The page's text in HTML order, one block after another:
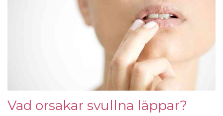
Vad orsakar svullna läppar?